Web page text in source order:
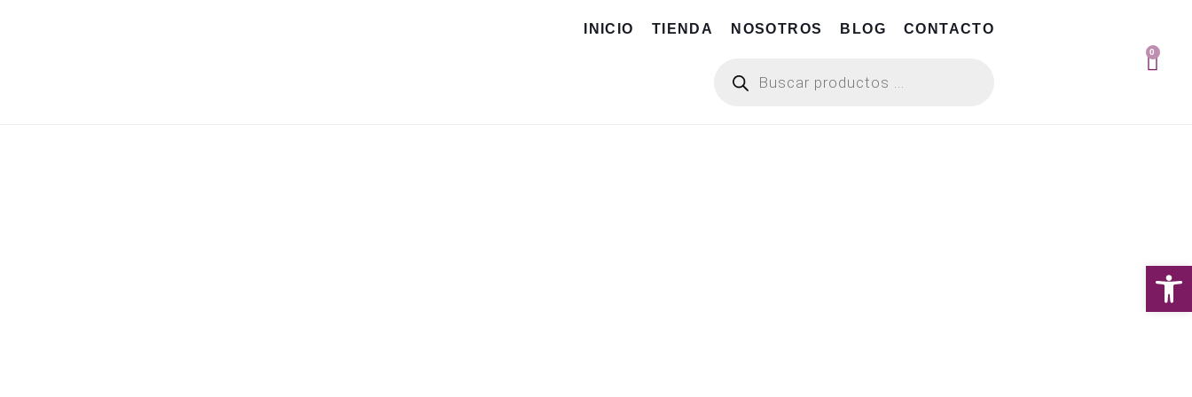
INICIO TIENDA NOSOTROS BLOG CONTACTO
0
Abrir